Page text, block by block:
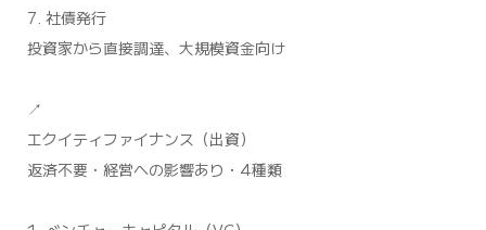
7. 社債発行
投資家から直接調達、大規模資金向け
↗
エクイティファイナンス（出資）
返済不要・経営への影響あり・4種類